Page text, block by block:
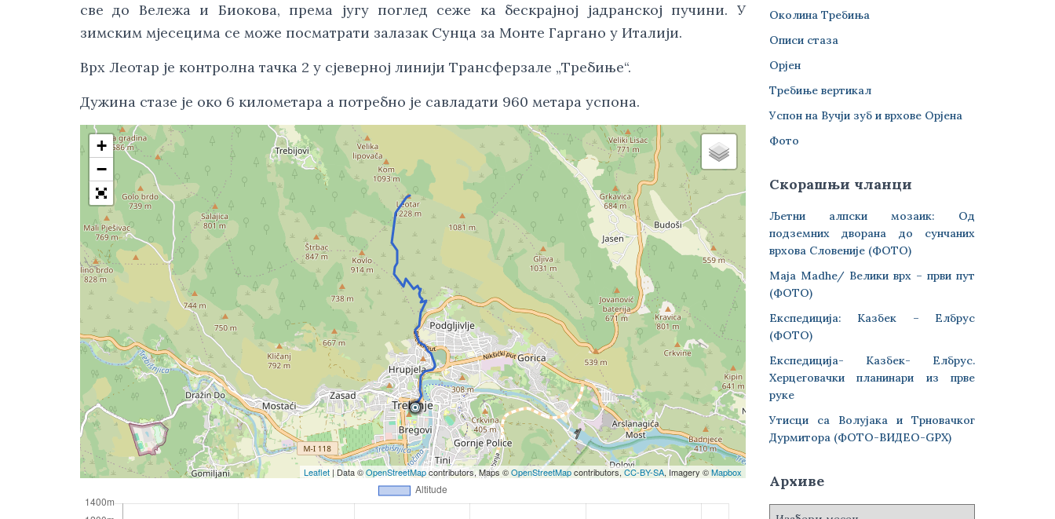
све до Вележа и Биокова, према југу поглед сеже ка бескрајној јадранској пучини. У
зимским мјесецима се може посматрати залазак Сунца за Монте Гаргано у Италији.
Врх Леотар је контролна тачка 2 у сјеверној линији Трансферзале „Требиње“.
Дужина стазе је око 6 километара а потребно је савладати 960 метара успона.
+
−
Leaflet| Data ©OpenStreetMapcontributors, Maps ©OpenStreetMapcontributors,CC-BY-SA, Imagery ©Mapbox
Околина Требиња
Описи стаза
Орјен
Требиње вертикал
Успон на Вучји зуб и врхове Орјена
Фото
Скорашњи чланци
Љетни алпски мозаик: Од
подземних дворана до сунчаних
врхова Словеније (ФОТО)
Maja Madhe/ Велики врх – први пут
(ФОТО)
Експедиција: Казбек – Елбрус
(ФОТО)
Експедиција- Казбек- Елбрус.
Херцеговачки планинари из прве
руке
Утисци са Волујака и Трновачког
Дурмитора (ФОТО-ВИДЕО-GPX)
Архиве